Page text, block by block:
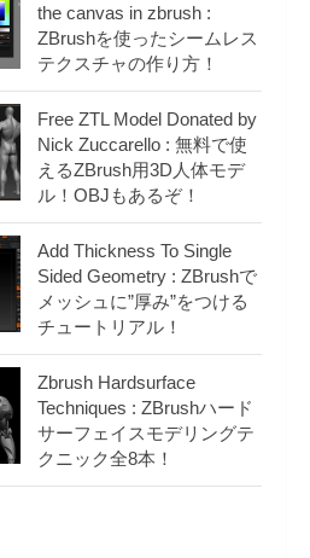
the canvas in zbrush :
ZBrushを使ったシームレス
テクスチャの作り方！
Free ZTL Model Donated by
Nick Zuccarello : 無料で使
えるZBrush用3D人体モデ
ル！OBJもあるぞ！
Add Thickness To Single
Sided Geometry : ZBrushで
メッシュに”厚み”をつける
チュートリアル！
Zbrush Hardsurface
Techniques : ZBrushハード
サーフェイスモデリングテ
クニック全8本！